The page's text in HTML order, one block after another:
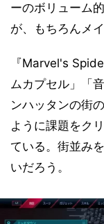
ーのボリューム
が、もちろんメ
『Marvel's
ムカプセル」「
ンハッタンの街
ように課題をク
ている。街並み
いだろう。